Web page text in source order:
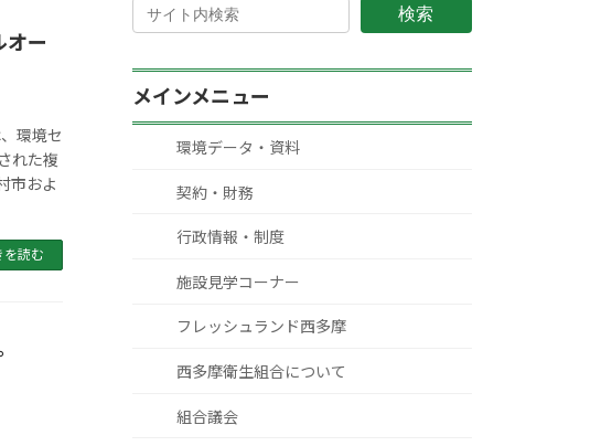
オー
環境セ
れた複
市およ
を読む
検索
メインメニュー
環境データ・資料
契約・財務
行政情報・制度
施設見学コーナー
フレッシュランド西多摩
西多摩衛生組合について
組合議会